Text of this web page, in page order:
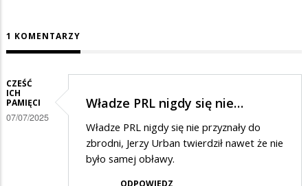
1 KOMENTARZY
CZEŚĆ
ICH
PAMIĘCI
07/07/2025
Władze PRL nigdy się nie…
Władze PRL nigdy się nie przyznały do
zbrodni, Jerzy Urban twierdził nawet że nie
było samej obławy.